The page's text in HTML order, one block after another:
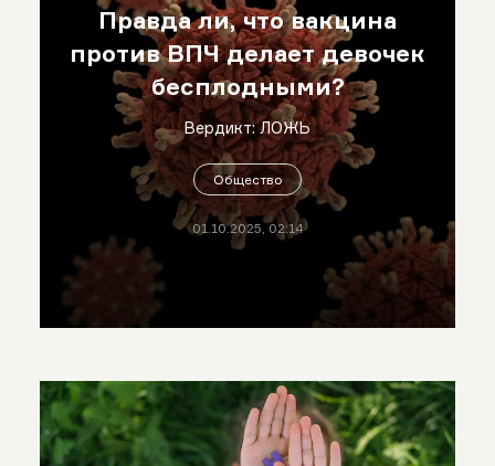
Правда ли, что вакцина
против ВПЧ делает девочек
бесплодными?
Вердикт: ЛОЖЬ
Общество
01.10.2025, 02:14